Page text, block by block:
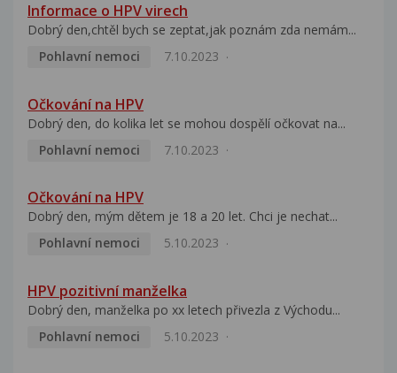
Informace o HPV virech
Dobrý den,chtěl bych se zeptat,jak poznám zda nemám...
Pohlavní nemoci
7.10.2023
Očkování na HPV
Dobrý den, do kolika let se mohou dospělí očkovat na...
Pohlavní nemoci
7.10.2023
Očkování na HPV
Dobrý den, mým dětem je 18 a 20 let. Chci je nechat...
Pohlavní nemoci
5.10.2023
HPV pozitivní manželka
Dobrý den, manželka po xx letech přivezla z Východu...
Pohlavní nemoci
5.10.2023